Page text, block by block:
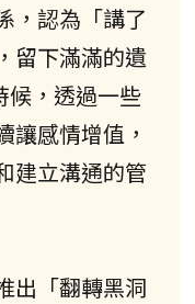
，認為「講了
留下滿滿的遺
候，透過一些
讓感情增值，
建立溝通的管
出「翻轉黑洞